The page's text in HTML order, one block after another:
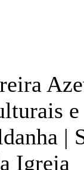
|
Igreja